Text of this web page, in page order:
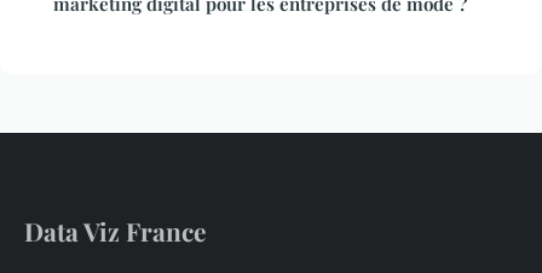
Data Viz France